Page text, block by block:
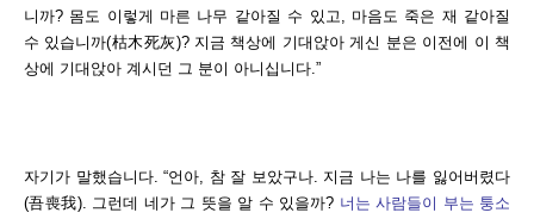
니까? 몸도 이렇게 마른 나무 같아질 수 있고, 마음도 죽은 재 같아질
수 있습니까(枯木死灰)? 지금 책상에 기대앉아 게신 분은 이전에 이 책
상에 기대앉아 계시던 그 분이 아니십니다.”
자기가 말했습니다. “언아, 참 잘 보았구나. 지금 나는 나를 잃어버렸다
(吾喪我). 그런데 네가 그 뜻을 알 수 있을까? 너는 사람들이 부는 퉁소